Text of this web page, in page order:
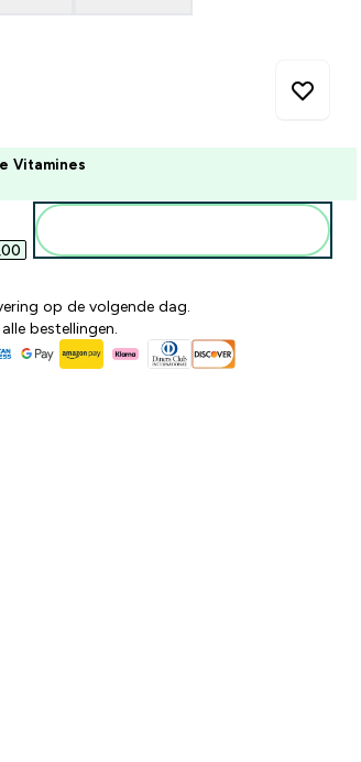
Vitamines
op de volgende dag.
bestellingen.